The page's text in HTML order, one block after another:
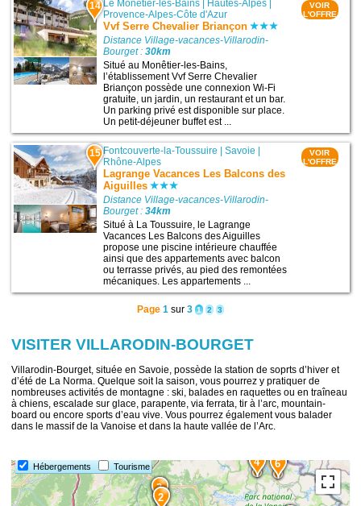
14 Le Monêtier-les-Bains Hautes-Alpes
Provence-Alpes-Côte d'Azur
Vvf Serre Chevalier Briançon
Distance Village-vacances-Villarodin-
Bourget :30km
Situé au Monêtier-les-Bains,
l’établissement Vvf Serre Chevalier
Briançon possède une connexion Wi-Fi
gratuite, un jardin, un restaurant et un bar.
Un parking privé est disponible sur place.
Un petit-déjeuner buffet est ...
VOIR
L'OFFRE
15 Fontcouverte-la-Toussuire |Savoie
Rhône-Alpes
Lagrange Vacances Les Balcons des
Aiguilles
Distance Village-vacances-Villarodin-
Bourget :34km
Situé à La Toussuire, le Lagrange
Vacances Les Balcons des Aiguilles
propose une piscine intérieure chauffée
ainsi que des appartements avec balcon
ou terrasse privés, au pied des remontées
mécaniques. Les appartements ...
VOIR
L'OFFRE
Page 1 sur 3 1 2 3
VISITER VILLARODIN-BOURGET
Villarodin-Bourget, située en Savoie, possède la station de soprts d’hiver et
d’été de La Norma. Quelque soit la saison, vous pourrez y pratiquer de
nombreuses activités de montagne : ski, balades en raquettes ou en traîneau
à chiens, escalade sur glace, parapente, via ferrata, tir à l’arc, mountain-
board ou encore sports d’eau vive. Vous pourrez également vous balader
dans le massif de la Vanoise et dans la haute vallée de l’Arc.
Hébergements Tourisme 6
4
3
2